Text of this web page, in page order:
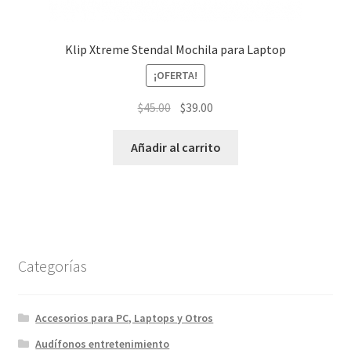
Klip Xtreme Stendal Mochila para Laptop
¡OFERTA!
$45.00 El
original
$39.00
actual
Añadir al carrito
Categorías
Accesorios para PC, Laptops y Otros
Audífonos entretenimiento